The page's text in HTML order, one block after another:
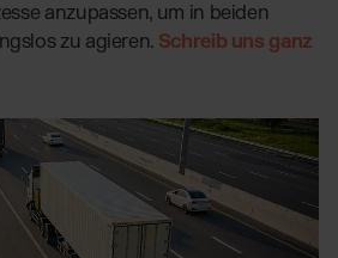
anzupassen, um in beiden
zu agieren. Schreib uns ganz